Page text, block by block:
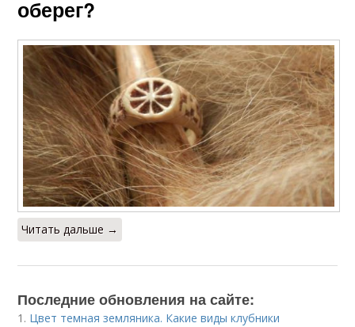
оберег?
Читать дальше →
Последние обновления на сайте:
1. Цвет темная земляника. Какие виды клубники